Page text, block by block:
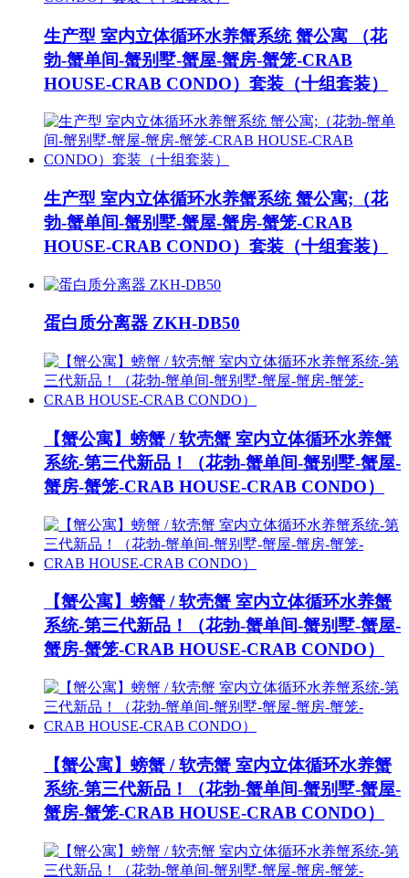
生产型 室内立体循环水养蟹系统 蟹公寓 （花
勃-蟹单间-蟹别墅-蟹屋-蟹房-蟹笼-CRAB
HOUSE-CRAB CONDO）套装（十组套装）
生产型 室内立体循环水养蟹系统 蟹公寓;（花
勃-蟹单间-蟹别墅-蟹屋-蟹房-蟹笼-CRAB
HOUSE-CRAB CONDO）套装（十组套装）
蛋白质分离器 ZKH-DB50
【蟹公寓】螃蟹 / 软壳蟹 室内立体循环水养蟹
系统-第三代新品！（花勃-蟹单间-蟹别墅-蟹屋-
蟹房-蟹笼-CRAB HOUSE-CRAB CONDO）
【蟹公寓】螃蟹 / 软壳蟹 室内立体循环水养蟹
系统-第三代新品！（花勃-蟹单间-蟹别墅-蟹屋-
蟹房-蟹笼-CRAB HOUSE-CRAB CONDO）
【蟹公寓】螃蟹 / 软壳蟹 室内立体循环水养蟹
系统-第三代新品！（花勃-蟹单间-蟹别墅-蟹屋-
蟹房-蟹笼-CRAB HOUSE-CRAB CONDO）